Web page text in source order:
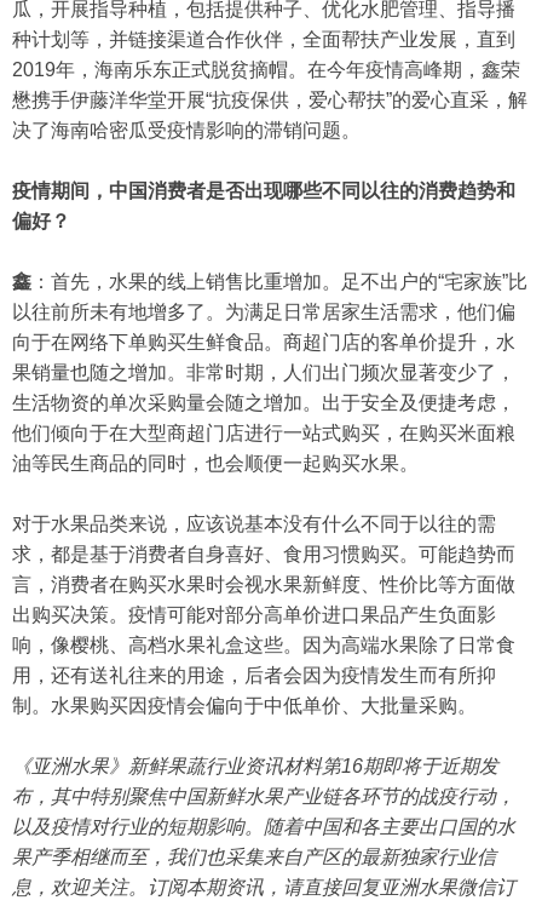
瓜，开展指导种植，包括提供种子、优化水肥管理、指导播
种计划等，并链接渠道合作伙伴，全面帮扶产业发展，直到
2019年，海南乐东正式脱贫摘帽。在今年疫情高峰期，鑫荣
懋携手伊藤洋华堂开展“抗疫保供，爱心帮扶”的爱心直采，解
决了海南哈密瓜受疫情影响的滞销问题。
疫情期间，中国消费者是否出现哪些不同以往的消费趋势和
偏好？
鑫 ：首先，水果的线上销售比重增加。足不出户的“宅家族”比
以往前所未有地增多了。为满足日常居家生活需求，他们偏
向于在网络下单购买生鲜食品。商超门店的客单价提升，水
果销量也随之增加。非常时期，人们出门频次显著变少了，
生活物资的单次采购量会随之增加。出于安全及便捷考虑，
他们倾向于在大型商超门店进行一站式购买，在购买米面粮
油等民生商品的同时，也会顺便一起购买水果。
对于水果品类来说，应该说基本没有什么不同于以往的需
求，都是基于消费者自身喜好、食用习惯购买。可能趋势而
言，消费者在购买水果时会视水果新鲜度、性价比等方面做
出购买决策。疫情可能对部分高单价进口果品产生负面影
响，像樱桃、高档水果礼盒这些。因为高端水果除了日常食
用，还有送礼往来的用途，后者会因为疫情发生而有所抑
制。水果购买因疫情会偏向于中低单价、大批量采购。
《亚洲水果》新鲜果蔬行业资讯材料第16期即将于近期发
布，其中特别聚焦中国新鲜水果产业链各环节的战疫行动，
以及疫情对行业的短期影响。随着中国和各主要出口国的水
果产季相继而至，我们也采集来自产区的最新独家行业信
息，欢迎关注。订阅本期资讯，请直接回复亚洲水果微信订